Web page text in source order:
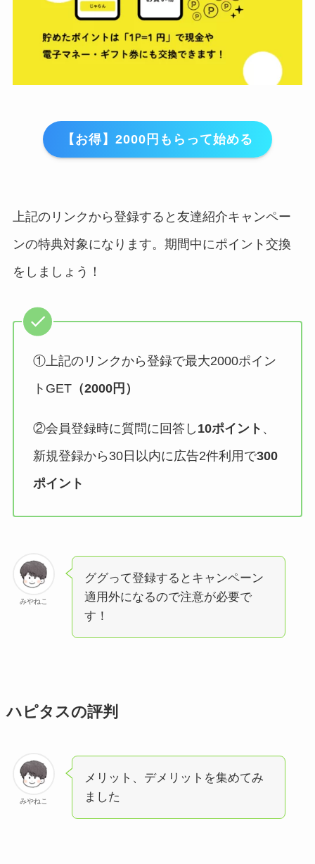
【お得】2000円もらって始める
上記のリンクから登録すると友達紹介キャンペー
ンの特典対象になります。期間中にポイント交換
をしましょう！
①上記のリンクから登録で最大2000ポイン
トGET（2000円）
②会員登録時に質問に回答し 10ポイント 、
新規登録から30日以内に広告2件利用で300
ポイント
みやねこ
ググって登録するとキャンペーン
適用外になるので注意が必要で
す！
ハピタスの評判
みやねこ
メリット、デメリットを集めてみ
ました